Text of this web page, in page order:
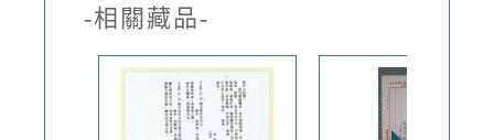
-相關藏品-